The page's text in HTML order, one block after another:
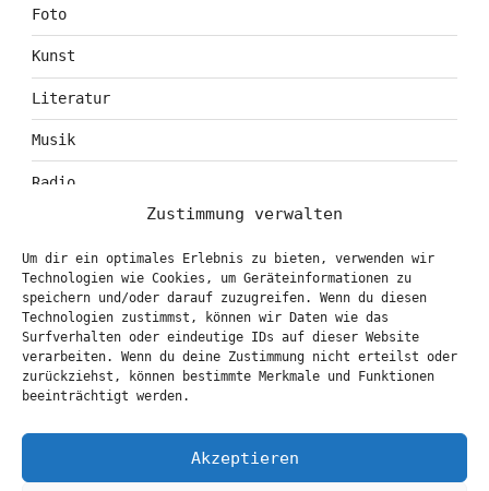
Zustimmung verwalten
Um dir ein optimales Erlebnis zu bieten, verwenden wir
Technologien wie Cookies, um Geräteinformationen zu
speichern und/oder darauf zuzugreifen. Wenn du diesen
Technologien zustimmst, können wir Daten wie das
Surfverhalten oder eindeutige IDs auf dieser Website
verarbeiten. Wenn du deine Zustimmung nicht erteilst oder
zurückziehst, können bestimmte Merkmale und Funktionen
beeinträchtigt werden.
Akzeptieren
Foto
Kunst
Literatur
Musik
Radio
Theater
KONTAKT & BOOKING
info@marionbrasch.de